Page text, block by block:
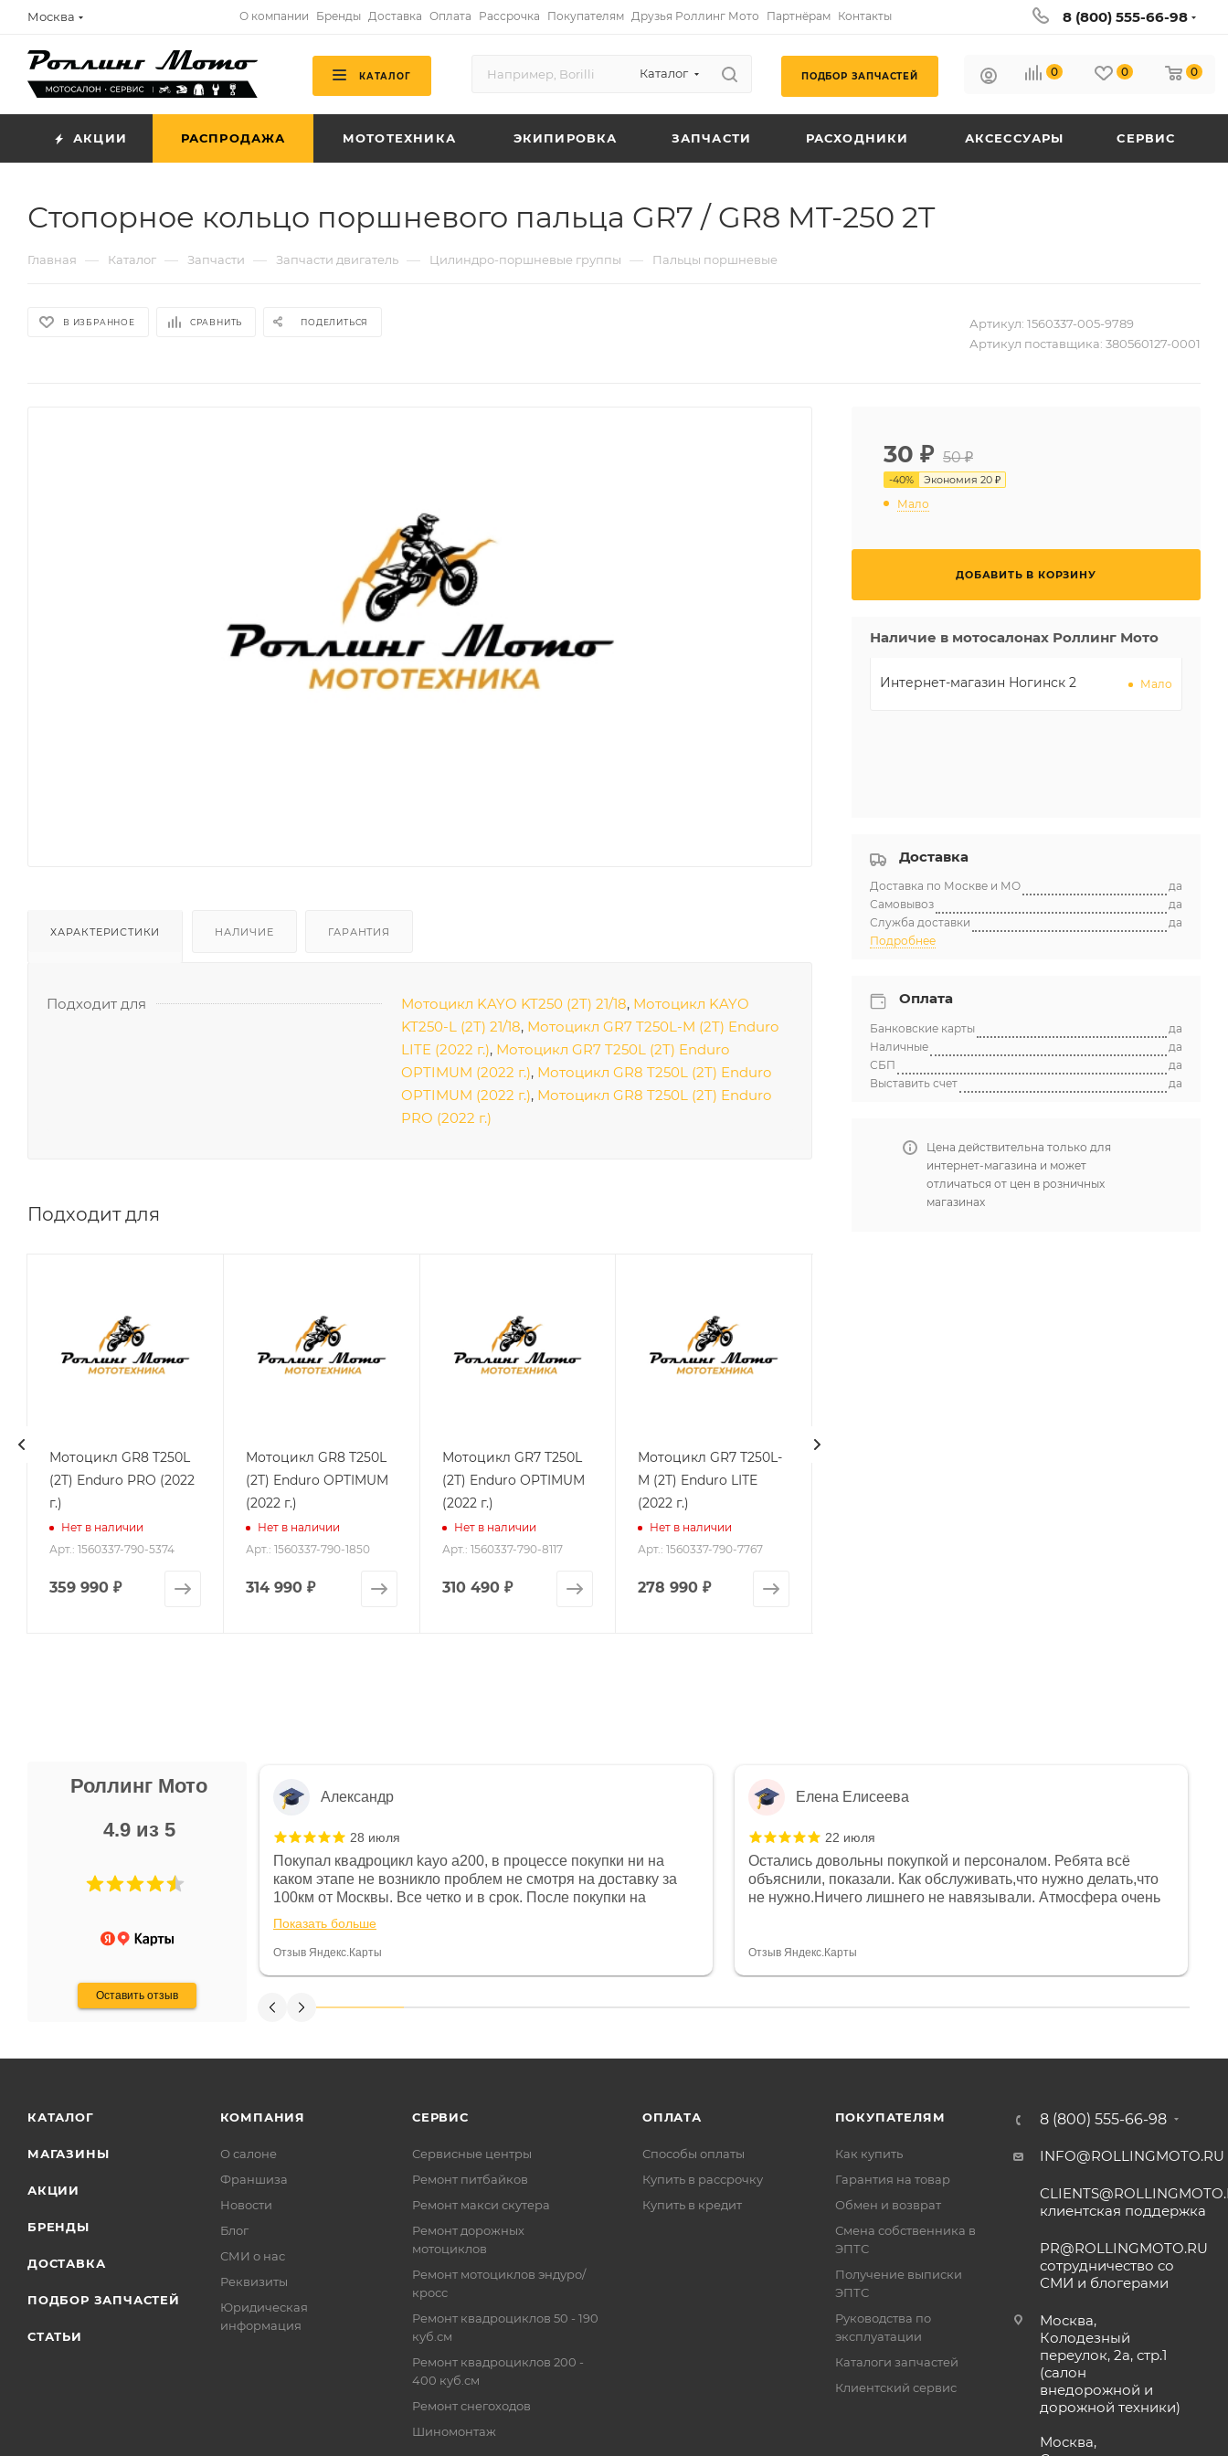
Москва О компании Бренды Доставка Оплата Рассрочка Покупателям Друзья Роллинг Мото Партнёрам Контакты 8 (800) 555-66-98
КАТАЛОГ Каталог ПОДБОР ЗАПЧАСТЕЙ 0 0 0
АКЦИИ РАСПРОДАЖА МОТОТЕХНИКА ЭКИПИРОВКА ЗАПЧАСТИ РАСХОДНИКИ АКСЕССУАРЫ СЕРВИС
Стопорное кольцо поршневого пальца GR7 / GR8 MT-250 2T
Главная — Каталог — Запчасти — Запчасти двигатель — Цилиндро-поршневые группы — Пальцы поршневые
В ИЗБРАННОЕ СРАВНИТЬ ПОДЕЛИТЬСЯ Артикул: 1560337-005-9789
Артикул поставщика: 380560127-0001
ХАРАКТЕРИСТИКИ НАЛИЧИЕ ГАРАНТИЯ
Подходит для Мотоцикл KAYO KT250 (2T) 21/18, Мотоцикл KAYO
KT250-L (2T) 21/18, Мотоцикл GR7 T250L-M (2T) Enduro
LITE (2022 г.), Мотоцикл GR7 T250L (2T) Enduro
OPTIMUM (2022 г.), Мотоцикл GR8 T250L (2T) Enduro
OPTIMUM (2022 г.), Мотоцикл GR8 T250L (2T) Enduro
PRO (2022 г.)
Подходит для
Мотоцикл GR8 T250L
(2T) Enduro PRO (2022
г.)
Нет в наличии
Арт.: 1560337-790-5374
359 990 ₽
Мотоцикл GR8 T250L
(2T) Enduro OPTIMUM
(2022 г.)
Нет в наличии
Арт.: 1560337-790-1850
314 990₽
Мотоцикл GR7 T250L
(2T) Enduro OPTIMUM
(2022 г.)
Нет в наличии
Арт.: 1560337-790-8117
310 490₽
Мотоцикл GR7 T250L-
M (2T) Enduro LITE
(2022 г.)
Нет в наличии
Арт.: 1560337-790-7767
278 990 ₽
30 ₽ 50 ₽
-40% Экономия 20 ₽
Мало
ДОБАВИТЬ В КОРЗИНУ
Наличие в мотосалонах Роллинг Мото
Интернет-магазин Ногинск 2 Мало
Доставка
Доставка по Москве и МО
да
Самовывоз
да
Служба доставки
да
Подробнее
Оплата
Банковские карты
да
Наличные
да
СБП
да
Выставить счет
да
Цена действительна только для
интернет-магазина и может
отличаться от цен в розничных
магазинах
Роллинг Мото
4.9 из 5
Оставить отзыв
Не понравились условия
и дают только на год)
Александр
28 июля
Покупал квадроцикл kayo a200, в процессе покупки ни на
каком этапе не возникло проблем не смотря на доставку за
100км от Москвы. Все четко и в срок. После покупки на
спидометре всегда был 0, при этом представители магазина
постоянно были на связи и в итоге проблема была решена.
Считаю, что это говорит о небезразличии к клиенту после
Показать больше
Отзыв Яндекс.Карты
Елена Елисеева
22 июля
Остались довольны покупкой и персоналом. Ребята всё
объяснили, показали. Как обслуживать,что нужно делать,что
не нужно.Ничего лишнего не навязывали. Атмосфера очень
огромное спасибо Дмитрию, за клиентоориентированность и
Отзыв Яндекс.Карты
КАТАЛОГ
МАГАЗИНЫ
АКЦИИ
БРЕНДЫ
ДОСТАВКА
ПОДБОР ЗАПЧАСТЕЙ
СТАТЬИ
КОМПАНИЯ
О салоне
Франшиза
Новости
Блог
СМИ о нас
Реквизиты
Юридическая
информация
СЕРВИС
Сервисные центры
Ремонт питбайков
Ремонт макси скутера
Ремонт дорожных
мотоциклов
Ремонт мотоциклов эндуро/
кросс
Ремонт квадроциклов 50 - 190
куб.см
Ремонт квадроциклов 200 -
400 куб.см
Ремонт снегоходов
Шиномонтаж
ОПЛАТА
Способы оплаты
Купить в рассрочку
Купить в кредит
ПОКУПАТЕЛЯМ
Как купить
Гарантия на товар
Обмен и возврат
Смена собственника в
ЭПТС
Получение выписки
ЭПТС
Руководства по
эксплуатации
Каталоги запчастей
Клиентский сервис
8 (800) 555-66-98
INFO@ROLLINGMOTO.RU
клиентская поддержка
PR@ROLLINGMOTO.RU
сотрудничество со
СМИ и блогерами
Москва,
Колодезный
переулок, 2а, стр.1
(салон
внедорожной и
дорожной техники)
Москва,